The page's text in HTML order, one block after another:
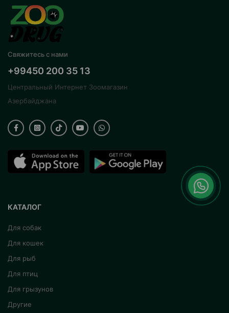
Свяжитесь с нами
+99450 200 35 13
Центральный Интернет Зоомагазин
Азербайджана
КАТАЛОГ
Для собак
Для кошек
Для рыб
Для птиц
Для грызунов
Другие